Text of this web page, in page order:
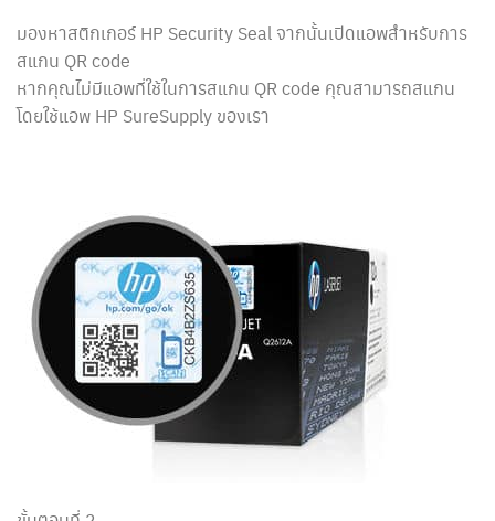
มองหาสติกเกอร์ HP Security Seal จากนั้นเปิดแอพสำหรับการ
สแกน QR code
หากคุณไม่มีแอพที่ใช้ในการสแกน QR code คุณสามารถสแกน
โดยใช้แอพ HP SureSupply ของเรา